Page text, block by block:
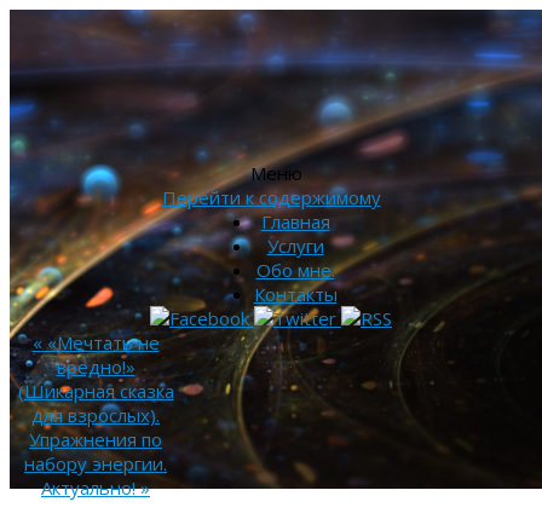
Меню
Перейти к содержимому
Главная
Услуги
Обо мне.
Контакты
««Мечтать не
вредно!»
(Шикарная сказка
для взрослых).
Упражнения по
набору энергии.
Актуально!»